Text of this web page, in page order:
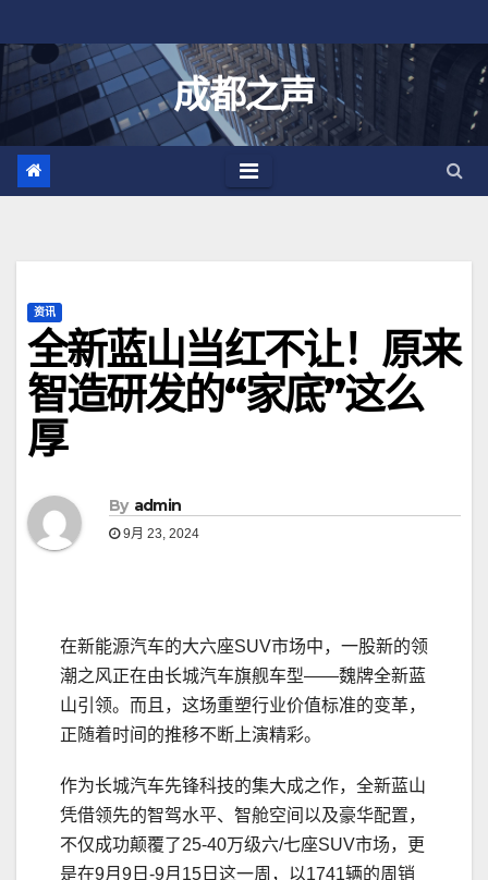
至
成都之声
资讯
全新蓝山当红不让！原来
智造研发的“家底”这么
厚
By admin
9月 23, 2024
在新能源汽车的大六座SUV市场中，一股新的领
潮之风正在由长城汽车旗舰车型——魏牌全新蓝
山引领。而且，这场重塑行业价值标准的变革，
正随着时间的推移不断上演精彩。
作为长城汽车先锋科技的集大成之作，全新蓝山
凭借领先的智驾水平、智舱空间以及豪华配置，
不仅成功颠覆了25-40万级六/七座SUV市场，更
是在9月9日-9月15日这一周，以1741辆的周销